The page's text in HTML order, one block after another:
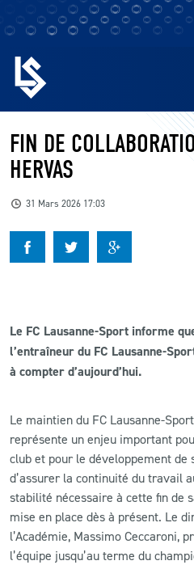
EQUIPES
BILLETTERIE
KIDS
RESTAURATION
CONTACT
ACTUALITÉS
LS E-SHOP
L’APP DU LS
FIN DE
HERVAS
31 Mars 2026 17:03
Le FC Lausanne-Sport informe
l’entraîneur du FC Lausanne-
à compter d’aujourd’hui.
Le maintien du FC Lausanne-
représente un enjeu important
club et pour le développement de
d’assurer la continuité du travail
stabilité nécessaire à cette fin de
mise en place dès à présent. Le
l’Académie, Massimo Ceccaroni,
l’équipe jusqu’au terme du